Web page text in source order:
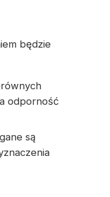
będzie
odporność
są